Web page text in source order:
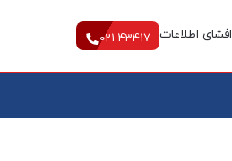
افشای اطلاعات 021-43417